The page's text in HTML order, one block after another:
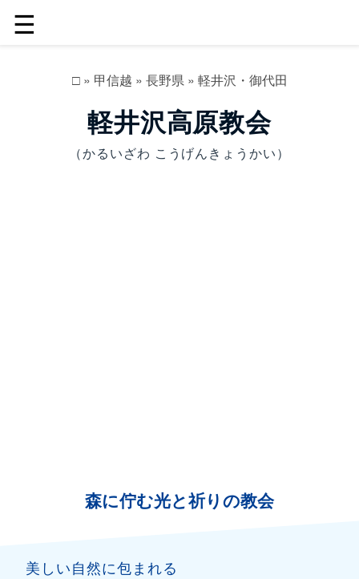
☰
□» 甲信越 » 長野県» 軽井沢・御代田
軽井沢高原教会
（かるいざわ こうげんきょうかい）
森に佇む光と祈りの教会
美しい自然に包まれる